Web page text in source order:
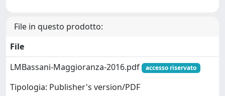
File in questo prodotto:
File
LMBassani-Maggioranza-2016.pdf
accesso riservato
Tipologia: Publisher's version/PDF